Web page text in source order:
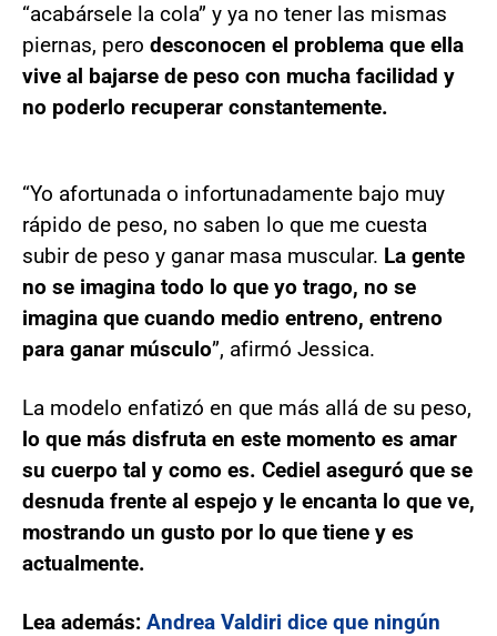
“acabársele la cola” y ya no tener las mismas
piernas, pero desconocen el problema que ella
vive al bajarse de peso con mucha facilidad y
no poderlo recuperar constantemente.
“Yo afortunada o infortunadamente bajo muy
rápido de peso, no saben lo que me cuesta
subir de peso y ganar masa muscular. La gente
no se imagina todo lo que yo trago, no se
imagina que cuando medio entreno, entreno
para ganar músculo”, afirmó Jessica.
La modelo enfatizó en que más allá de su peso,
lo que más disfruta en este momento es amar
su cuerpo tal y como es. Cediel aseguró que se
desnuda frente al espejo y le encanta lo que ve,
mostrando un gusto por lo que tiene y es
actualmente.
Lea además: Andrea Valdiri dice que ningún